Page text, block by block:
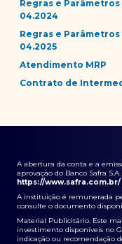
Regras e
04.2024
Regras e
04.2025
Atendimento MRP
Contrato de
A abertura da conta e a
aprovação do Banco Safra
https://www.safra.com.br/
A instituição é remunerada
consulte o documento
Material Publicitário. Este
investimento disponíveis no
indicação ou recomendação